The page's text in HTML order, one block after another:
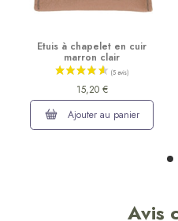
Etuis à chapelet en cuir
marron clair
15,20 €
Ajouter au panier
Avis